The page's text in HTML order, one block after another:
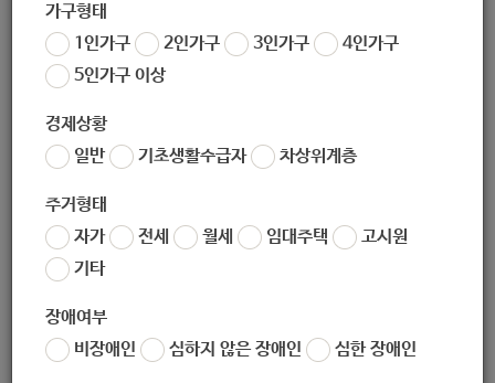
가구형태
1인가구
2인가구 3인가구
4인가구
5인가구 이상
경제상황
일반
기초생활수급자 차상위계층
주거형태
자가
전세 월세 임대주택
고시원
기타
장애여부
비장애인
심하지 않은 장애인 심한 장애인
(우) 01608
서울시 노원구 동일로237나길 50 (상계동)
서울시 노원구 동일로237나길 50 (상계동)